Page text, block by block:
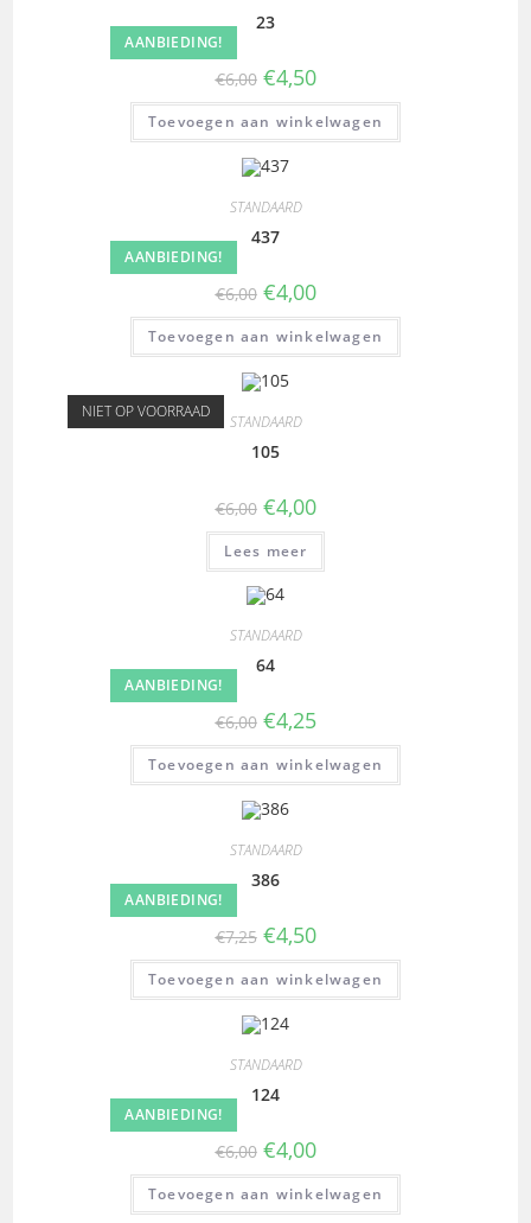
AANBIEDING!
23
€6,00 €4,50
Toevoegen aan winkelwagen
AANBIEDING!
STANDAARD
437
€6,00 €4,00
Toevoegen aan winkelwagen
NIET OP VOORRAAD STANDAARD
105
€6,00 €4,00
Lees meer
AANBIEDING!
STANDAARD
64
€6,00 €4,25
Toevoegen aan winkelwagen
AANBIEDING!
STANDAARD
386
€7,25 €4,50
Toevoegen aan winkelwagen
AANBIEDING!
STANDAARD
124
€6,00 €4,00
Toevoegen aan winkelwagen